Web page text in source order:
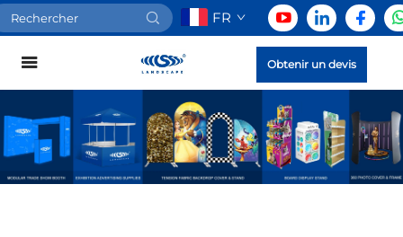
FR
Obtenir un devis